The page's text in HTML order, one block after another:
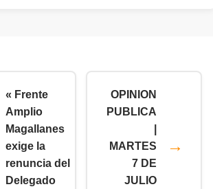
« Frente
Amplio
Magallanes
exige la
renuncia del
Delegado
OPINION
PUBLICA
MARTES
7 DE
JULIO